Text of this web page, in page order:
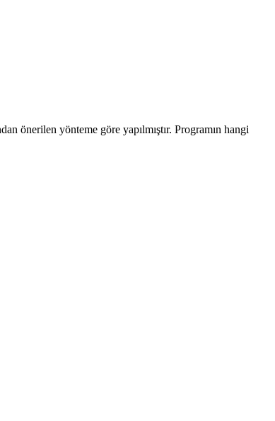
önerilen yönteme göre yapılmıştır. Programın hangi